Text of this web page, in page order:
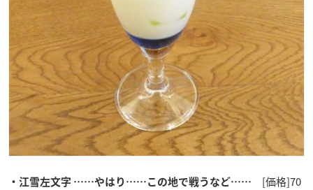
・江雪左文字 ……やはり……この地で戦うなど……
[価格]70